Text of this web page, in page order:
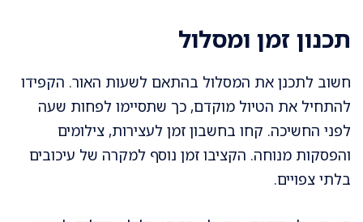
תכנון זמן ומסלול
חשוב לתכנן את המסלול בהתאם לשעות האור. הקפידו
להתחיל את הטיול מוקדם, כך שתסיימו לפחות שעה
לפני החשיכה. קחו בחשבון זמן לעצירות, צילומים
והפסקות מנוחה. הקציבו זמן נוסף למקרה של עיכובים
בלתי צפויים.